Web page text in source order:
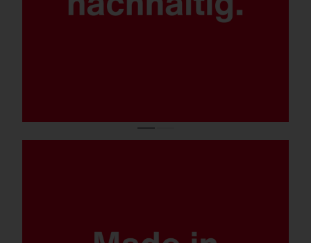
konventionell auf LED.